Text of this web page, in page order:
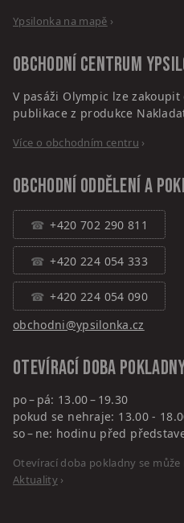
Ypsilonka na mapě ›
Obchodní centrum
V pasáži Olympic lze
publikace z produkce
Více o obchodním centru ›
Obchodní oddělení a
+420 702 290 811
+420 224 054 333
+420 224 054 090
obchodni@ypsilonka.cz
Otevírací doba
po – pá: 13.00 – 19.30
pokud se nehraje: 13.00 -
so – ne: hodinu před
Otevírací doba pokladny se
Aktuality›